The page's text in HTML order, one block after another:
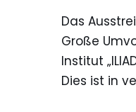
Das
Große
Institut
Dies ist in